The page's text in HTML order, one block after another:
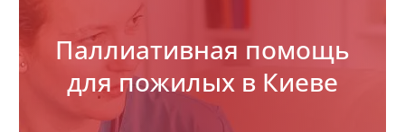
Паллиативная помощь
для пожилых в Киеве